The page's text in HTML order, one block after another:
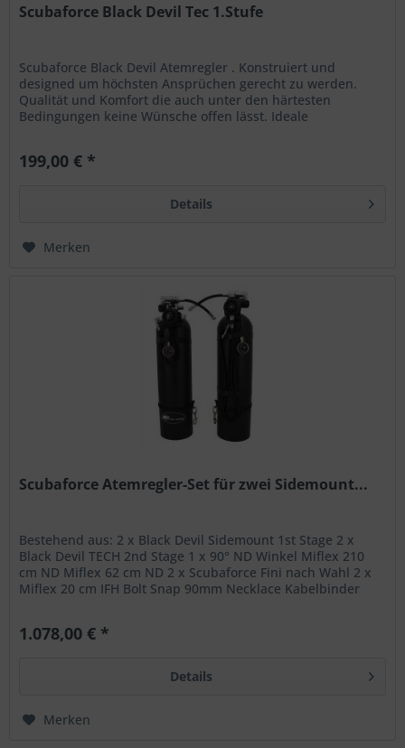
Scubaforce Black Devil Tec 1.Stufe
Scubaforce Black Devil Atemregler . Konstruiert und
designed um höchsten Ansprüchen gerecht zu werden.
Qualität und Komfort die auch unter den härtesten
Bedingungen keine Wünsche offen lässt. Ideale
199,00 € *
Details
Merken
Scubaforce Atemregler-Set für zwei Sidemount...
Bestehend aus: 2 x Black Devil Sidemount 1st Stage 2 x
Black Devil TECH 2nd Stage 1 x 90° ND Winkel Miflex 210
cm ND Miflex 62 cm ND 2 x Scubaforce Fini nach Wahl 2 x
Miflex 20 cm IFH Bolt Snap 90mm Necklace Kabelbinder
1.078,00 € *
Details
Merken